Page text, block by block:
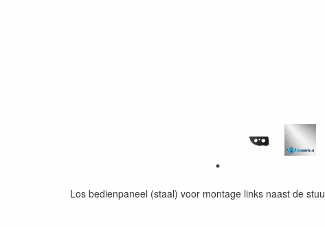
Los bedienpaneel (staal) voor montage links naast de